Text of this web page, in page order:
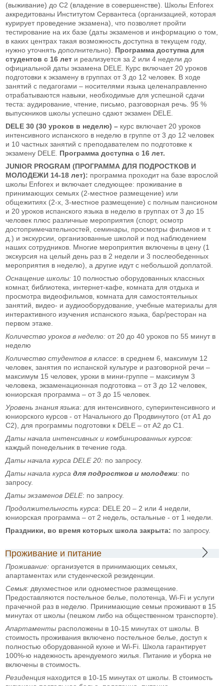
(выживание) до С2 (владение в совершенстве). Школы Enforex
аккредитованы Институтом Сервантеса (организацией, которая
курирует проведение экзамена), что позволяет пройти
тестирование на их базе (даты экзаменов и информацию о том,
в каких центрах такая возможность доступна в текущем году,
нужно уточнять дополнительно). Программа доступна для
студентов с 16 лет и реализуется за 2 или 4 недели до
официальной даты экзамена DELE. Курс включает 20 уроков
подготовки к экзамену в группах от 3 до 12 человек. В ходе
занятий с педагогами – носителями языка целенаправленно
отрабатываются навыки, необходимые для успешной сдачи
теста: аудирование, чтение, письмо, разговорная речь. 95 %
выпускников школы успешно сдают экзамен DELE.
DELE 30 (30 уроков в неделю) – курс включает 20 уроков
интенсивного испанского в неделю в группе от 3 до 12 человек
и 10 частных занятий с преподавателем по подготовке к
экзамену DELE. Программа доступна с 16 лет.
JUNIOR PROGRAM (ПРОГРАММА ДЛЯ ПОДРОСТКОВ И
МОЛОДЕЖИ 14-18 лет): программа проходит на базе взрослой
школы Enforex и включает следующее: проживание в
принимающих семьях (2-местное размещение) или
общежитиях (2-х, 3-местное размещение) с полным пансионом
и 20 уроков испанского языка в неделю в группах от 3 до 15
человек плюс различные мероприятия (спорт, осмотр
достопримечательностей, семинары, просмотры фильмов и т.
д.) и экскурсии, организованные школой и под наблюдением
наших сотрудников. Многие мероприятия включены в цену (1
экскурсия на целый день раз в 2 недели и 3 послеобеденных
мероприятия в неделю), а другие идут с небольшой доплатой.
Оснащение школы: 10 полностью оборудованных классных
комнат, библиотека, интернет-кафе, комната для отдыха и
просмотра видеофильмов, комната для самостоятельных
занятий, видео- и аудиооборудование, учебные материалы для
интерактивного изучения испанского языка, бар/ресторан на
первом этаже.
Количество уроков в неделю: от 20 до 40 уроков по 55 минут в
неделю
Количество студентов в классе: в среднем 6, максимум 12
человек, занятия по испанской культуре и разговорной речи –
максимум 15 человек, уроки в мини-группе – максимум 3
человека, экзаменационная подготовка – от 3 до 12 человек,
юниорская программа – от 3 до 15 человек.
Уровень знания языка: для интенсивного, суперинтенсивного и
юниорского курсов - от Начального до Продвинутого (от А1 до
С2), для программы подготовки к DELE – от А2 до С1.
Даты начала интенсивных и комбинированных курсов:
каждый понедельник в течение года.
Даты начала курса DELE20: по запросу.
Даты начала курса для подростков и молодежи: по
запросу.
Даты экзаменов DELE: по запросу.
Продолжительность курса: DELE 20 – 2 или 4 недели,
юниорская программа – от 2 недель, остальные - от 1 недели.
Праздники, во время которых школа закрыта: по запросу.
Проживание и питание
Проживание: организуется в принимающих семьях,
апартаментах или студенческой резиденции.
Семья: двухместное или одноместное размещение.
Предоставляются постельное белье, полотенца, Wi-Fi и услуги
прачечной раз в неделю. Принимающие семьи проживают в 15
минутах от школы (пешком либо на общественном транспорте).
Апартаменты расположены в 10-15 минутах от школы. В
стоимость проживания включено постельное белье, доступ к
полностью оборудованной кухне и Wi-Fi. Школа гарантирует
100%-ю надежность арендуемого жилья. Питание и уборка не
включены в стоимость.
Резиденция находится в 10-15 минутах от школы. В стоимость